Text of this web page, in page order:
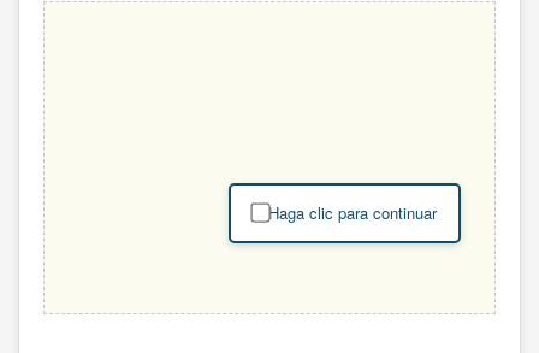
Haga clic para continuar